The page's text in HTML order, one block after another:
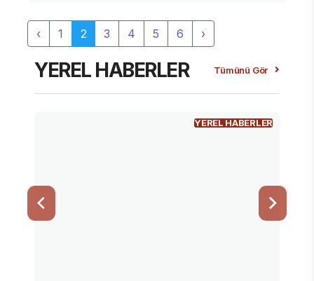
‹ 1 2 3 4 5 6 ›
YEREL HABERLER Tümünü Gör
YEREL HABERLER